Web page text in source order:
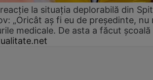
la situația deplorabilă din
„Oricât aș fi eu de președinte, nu
medicale. De asta a făcut școală